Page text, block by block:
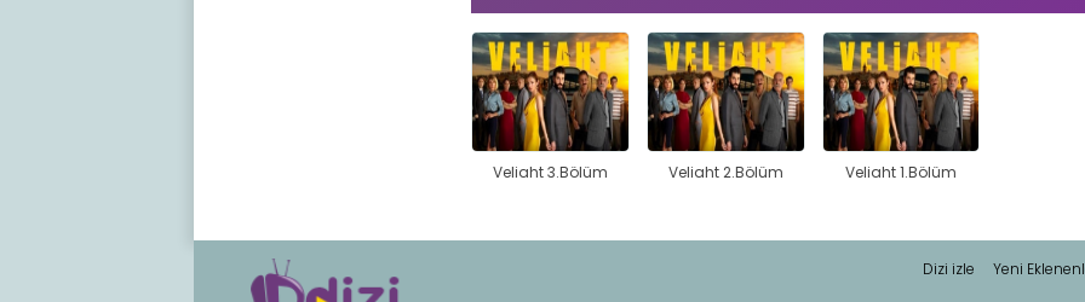
Veliaht 3.Bölüm Veliaht 2.Bölüm Veliaht 1.Bölüm
Dizi izle Yeni